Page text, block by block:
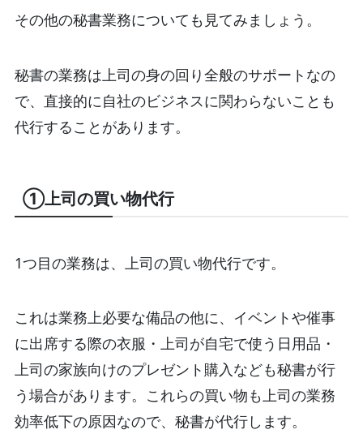
その他の秘書業務についても見てみましょう。
秘書の業務は上司の身の回り全般のサポートなの
で、直接的に自社のビジネスに関わらないことも
代行することがあります。
①上司の買い物代行
1つ目の業務は、上司の買い物代行です。
これは業務上必要な備品の他に、イベントや催事
に出席する際の衣服・上司が自宅で使う日用品・
上司の家族向けのプレゼント購入なども秘書が行
う場合があります。これらの買い物も上司の業務
効率低下の原因なので、秘書が代行します。